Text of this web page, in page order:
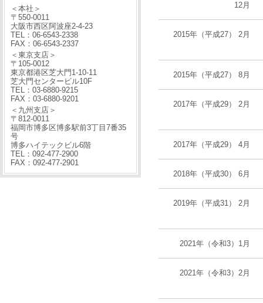
12月
2015年（平成27） 2月
2015年（平成27） 8月
2017年（平成29） 2月
2017年（平成29） 4月
2018年（平成30） 6月
2019年（平成31） 2月
2021年（令和3）1月
2021年（令和3）2月
＜本社＞
〒550-0011
大阪市西区阿波座2-4-23
TEL：06-6543-2338
FAX：06-6543-2337
＜東京支店＞
〒105-0012
東京都港区芝大門1-10-11
芝大門センタービル10F
TEL：03-6880-9215
FAX：03-6880-9201
＜九州支店＞
〒812-0011
福岡市博多区博多駅前3丁目7番35
号
博多ハイテックビル6階
TEL：092-477-2900
FAX：092-477-2901